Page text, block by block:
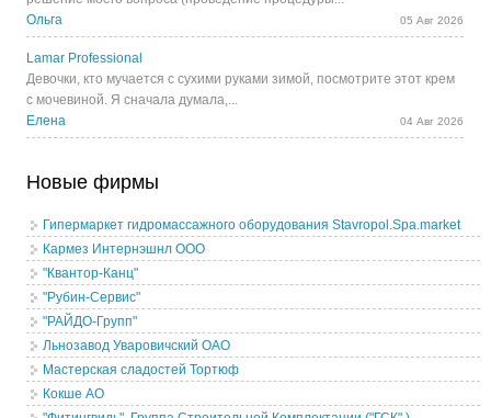
Ольга
05 Авг 2026
Lamar Professional
Девочки, кто мучается с сухими руками зимой, посмотрите этот крем
с мочевиной. Я сначала думала,...
Елена
04 Авг 2026
Новые фирмы
Гипермаркет гидромассажного оборудования Stavropol.Spa.market
Кармез Интернэшнл ООО
"Квантор-Канц"
"Рубин-Сервис"
"РАЙДО-Групп"
Льнозавод Уваровичский ОАО
Мастерская сладостей Тортюф
Кокше АО